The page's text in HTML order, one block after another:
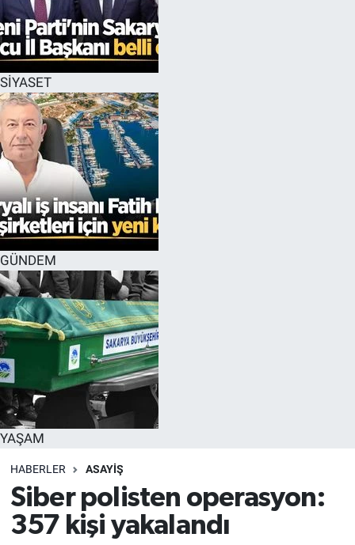
SİYASET
GÜNDEM
YAŞAM
HABERLER ASAYİŞ
Siber polisten operasyon:
357 kişi yakalandı